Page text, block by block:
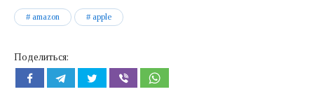
amazon apple
Поделиться: